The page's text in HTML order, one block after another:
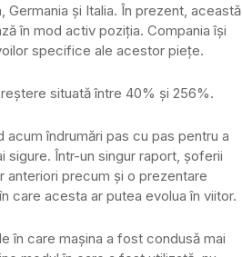
și Italia. În prezent, această
în mod activ poziția. Compania își
specifice ale acestor piețe.
situată între 40% și 256%.
îndrumări pas cu pas pentru a
sigure. Într-un singur raport, șoferii
precum și o prezentare
care acesta ar putea evolua în viitor.
în care mașina a fost condusă mai